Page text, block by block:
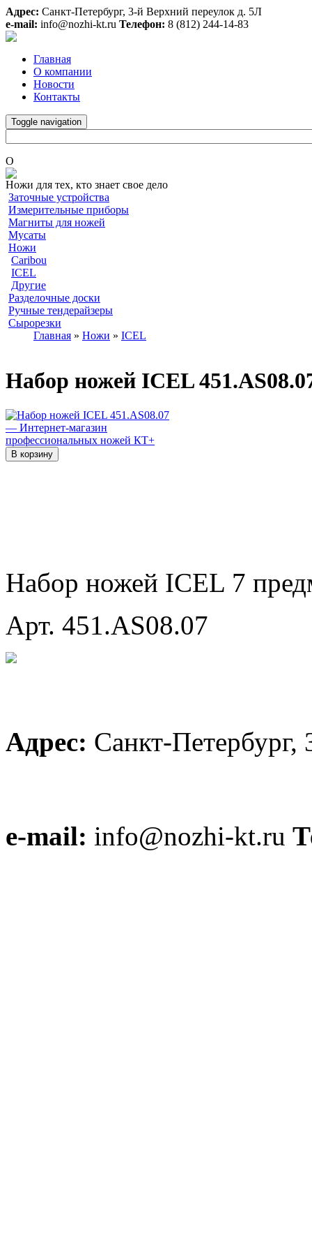
Адрес: Санкт-Петербург, 3-й Верхний переулок д. 5Л
e-mail: info@nozhi-kt.ru Телефон: 8 (812) 244-14-83
Главная
О компании
Новости
Контакты
Toggle navigation
O
Ножи для тех, кто знает свое дело
Заточные устройства
Измерительные приборы
Магниты для ножей
Мусаты
Ножи
Caribou
ICEL
Другие
Разделочные доски
Ручные тендерайзеры
Сырорезки
Главная » Ножи » ICEL
Набор ножей ICEL
Набор ножей ICEL 7
Арт. 451.AS08.07
Адрес: Санкт-
e-mail: info@nozhi-kt.ru